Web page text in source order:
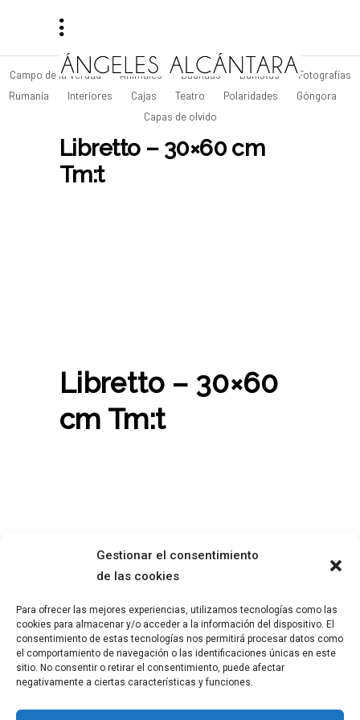
Gestionar el consentimiento
de las cookies
Para ofrecer las mejores experiencias, utilizamos tecnologías como las
cookies para almacenar y/o acceder a la información del dispositivo. El
consentimiento de estas tecnologías nos permitirá procesar datos como
el comportamiento de navegación o las identificaciones únicas en este
sitio. No consentir o retirar el consentimiento, puede afectar
negativamente a ciertas características y funciones.
Campo de la Verdad Animales Bauhaus Bañistas
Fotografías
Rumanía
Interiores Cajas Teatro Polaridades
Góngora
Capas de olvido
Libretto – 30×60 cm
Tm:t
Libretto – 30×60
cm Tm:t
ABOUT ME
LEGAL ADVISE
WORK
PRIVACY POLICY
BLOG
COOKIE POLICY